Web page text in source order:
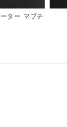
ター マブチ